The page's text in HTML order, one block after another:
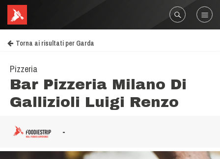
Torna ai risultati per Garda
Pizzeria
Bar Pizzeria Milano Di
Gallizioli Luigi Renzo
-